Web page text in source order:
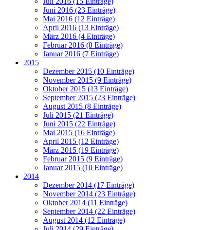
Juni 2016 (23 Einträge)
Mai 2016 (12 Einträge)
April 2016 (13 Einträge)
März 2016 (4 Einträge)
Februar 2016 (8 Einträge)
Januar 2016 (7 Einträge)
2015
Dezember 2015 (10 Einträge)
November 2015 (9 Einträge)
Oktober 2015 (13 Einträge)
September 2015 (23 Einträge)
August 2015 (8 Einträge)
Juli 2015 (21 Einträge)
Juni 2015 (22 Einträge)
Mai 2015 (16 Einträge)
April 2015 (12 Einträge)
März 2015 (19 Einträge)
Februar 2015 (9 Einträge)
Januar 2015 (10 Einträge)
2014
Dezember 2014 (17 Einträge)
November 2014 (23 Einträge)
Oktober 2014 (11 Einträge)
September 2014 (22 Einträge)
August 2014 (12 Einträge)